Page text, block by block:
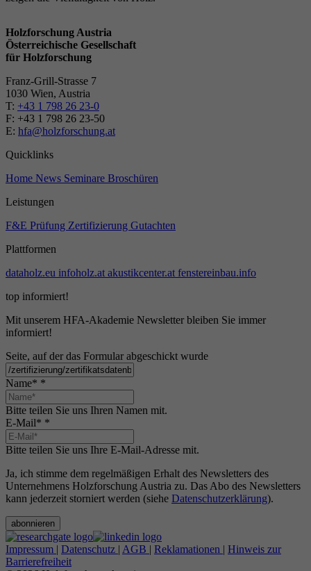
Holzforschung Austria
Österreichische Gesellschaft
für Holzforschung
Franz-Grill-Strasse 7
1030 Wien, Austria
T: +43 1 798 26 23-0
​​F: +43 1 798 26 23-50
E: hfa@holzforschung.at
Quicklinks
Home News Seminare Broschüren
Leistungen
F&E Prüfung Zertifizierung Gutachten
Plattformen
dataholz.eu infoholz.at akustikcenter.at fenstereinbau.info
top informiert!
Mit unserem HFA-Akademie Newsletter bleiben Sie immer
informiert!
Seite, auf der das Formular abgeschickt wurde
Name* *
Bitte teilen Sie uns Ihren Namen mit.
E-Mail* *
Bitte teilen Sie uns Ihre E-Mail-Adresse mit.
Ja, ich stimme dem regelmäßigen Erhalt des Newsletters des
Unternehmens Holzforschung Austria zu. Das Abo des Newsletters
kann jederzeit storniert werden (siehe Datenschutzerklärung).
abonnieren
Impressum | Datenschutz | AGB | Reklamationen | Hinweis zur
Barrierefreiheit